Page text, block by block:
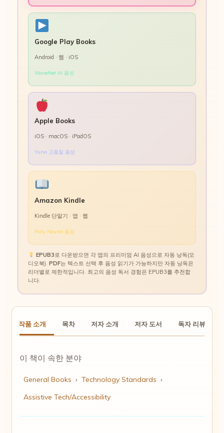
Google Play Books
Android · 웹 · iOS
WaveNet AI 음성
Apple Books
iOS · macOS · iPadOS
Yuna 고품질 음성
Amazon Kindle
Kindle 단말기 · 앱 · 웹
Polly Neural 음성
EPUB3 로 다운받으면 각 앱의 프리미엄 AI 음성으로 자동 낭독(오
디오북).PDF는 텍스트 선택 후 음성 읽기가 가능하지만 자동 낭독은
리더별로 제한적입니다. 최고의 음성 독서 경험은 EPUB3를 추천합
니다.
작품 소개 목차 저자 소개 저자 도서 독자 리뷰
이 책이 속한 분야
General Books › Technology Standards ›
Assistive Tech/Accessibility